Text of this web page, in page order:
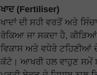
ਖਾਦ (Fertiliser)
ਖਾਦਾਂ ਦੀ ਸਹੀ ਵਰਤੋਂ ਅਤੇ
ਰੋਕਿਆ ਜਾ ਸਕਦਾ ਹੈ,
ਵਿਕਾਸ ਅਤੇ ਵਧੇਰੇ ਟਹਿਣੀਆਂ
ਕੱਟੋ। ਆਖਰੀ ਹਲ ਵਾਹੁਣ ਸਮੇਂ